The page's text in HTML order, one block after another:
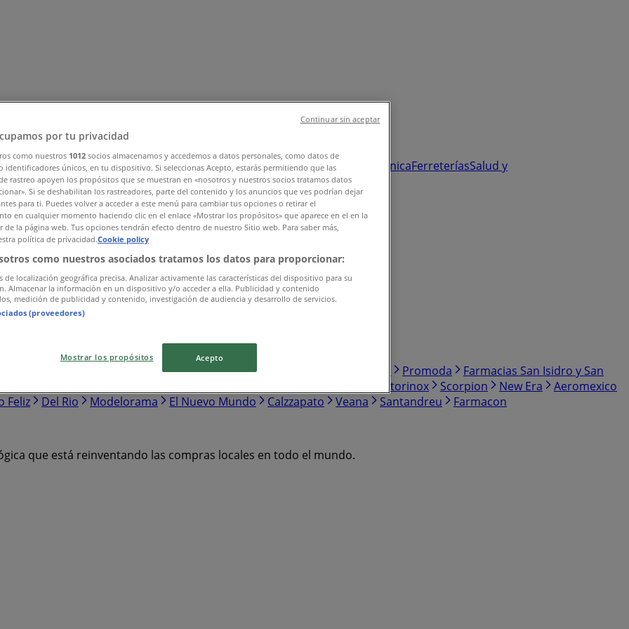
Zapatos y AccesoriosEl Regreso A ClasesHogarFarmacias y Salud ElectrónicaFerreteríasSalud y
y PapeleríasOcioNiñosViajes y EntretenimientoÓpticas
H&M Honda Las Alitas Promoda
Farmacias San Isidro y San
Victorinox Scorpion New Era
Aeromexico
Feliz Del Rio Modelorama El Nuevo Mundo Calzzapato Veana Santandreu Farmacon
que está reinventando las compras locales en todo el mundo.
por tu privacidad
como nuestros 1012 socios almacenamos y accedemos a datos personales, como datos de
identificadores únicos, en tu dispositivo. Si seleccionas Acepto, estarás permitiendo que las
rastreo apoyen los propósitos que se muestran en «nosotros y nuestros socios tratamos datos
Si se deshabilitan los rastreadores, parte del contenido y los anuncios que ves podrían dejar
para ti. Puedes volver a acceder a este menú para cambiar tus opciones o retirar el
en cualquier momento haciendo clic en el enlace «Mostrar los propósitos» que aparece en el en la
de la página web. Tus opciones tendrán efecto dentro de nuestro Sitio web. Para saber más,
política de privacidad.Cookie policy
como nuestros asociados tratamos los datos para proporcionar:
de localización geográfica precisa. Analizar activamente las características del dispositivo para su
Almacenar la información en un dispositivo y/o acceder a ella. Publicidad y contenido
medición de publicidad y contenido, investigación de audiencia y desarrollo de servicios.
(proveedores)
Mostrar los propósitos Acepto
Continuar sin aceptar